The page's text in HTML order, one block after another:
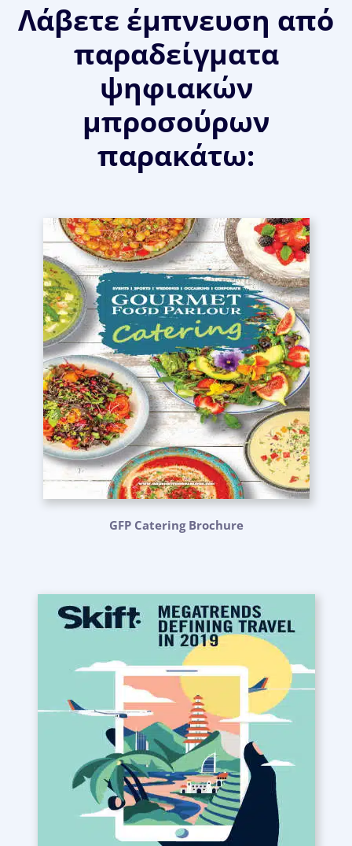
Λάβετε έμπνευση από
παραδείγματα
ψηφιακών
μπροσούρων
παρακάτω:
GFP Catering Brochure